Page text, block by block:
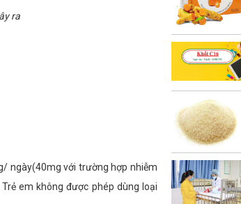
ra
ngày(40mg với trường hợp nhiễm
em không được phép dùng loại